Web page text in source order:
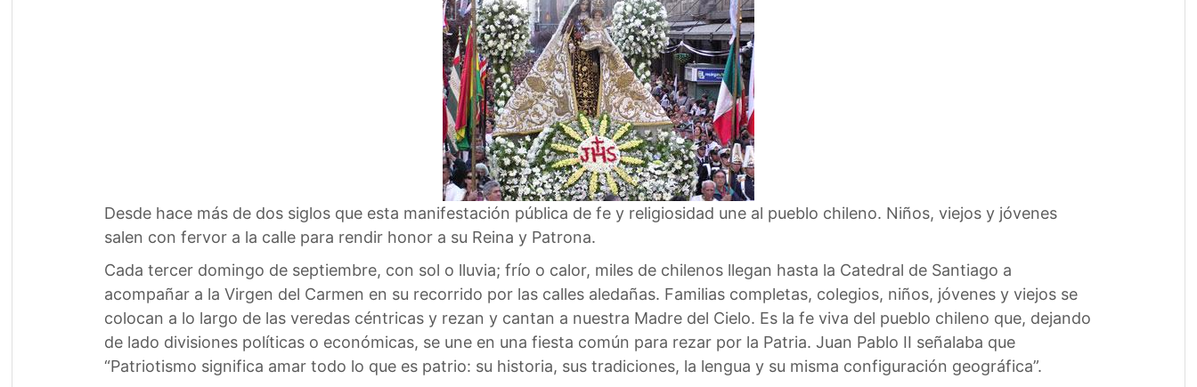
Desde hace más de dos siglos que esta manifestación pública de fe y religiosidad une al pueblo chileno. Niños, viejos y jóvenes
salen con fervor a la calle para rendir honor a su Reina y Patrona.
Cada tercer domingo de septiembre, con sol o lluvia; frío o calor, miles de chilenos llegan hasta la Catedral de Santiago a
acompañar a la Virgen del Carmen en su recorrido por las calles aledañas. Familias completas, colegios, niños, jóvenes y viejos se
colocan a lo largo de las veredas céntricas y rezan y cantan a nuestra Madre del Cielo. Es la fe viva del pueblo chileno que, dejando
de lado divisiones políticas o económicas, se une en una fiesta común para rezar por la Patria. Juan Pablo II señalaba que
“Patriotismo significa amar todo lo que es patrio: su historia, sus tradiciones, la lengua y su misma configuración geográfica”.